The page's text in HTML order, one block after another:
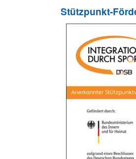
Stützpunkt-